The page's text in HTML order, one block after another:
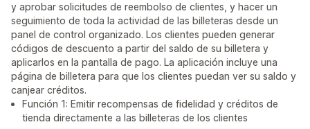
y aprobar solicitudes de reembolso de clientes, y hacer un
seguimiento de toda la actividad de las billeteras desde un
panel de control organizado. Los clientes pueden generar
códigos de descuento a partir del saldo de su billetera y
aplicarlos en la pantalla de pago. La aplicación incluye una
página de billetera para que los clientes puedan ver su saldo y
canjear créditos.
Función 1: Emitir recompensas de fidelidad y créditos de
tienda directamente a las billeteras de los clientes